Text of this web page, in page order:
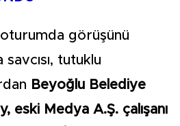
görüşünü
tutuklu
Beyoğlu Belediye
eski Medya A.Ş. çalışanı